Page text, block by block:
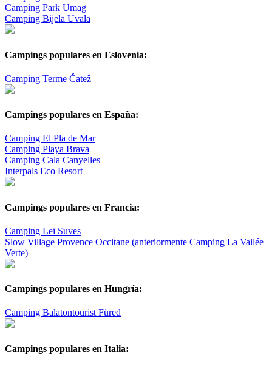
Camping Park Umag
Camping Bijela Uvala
Campings populares en Eslovenia:
Camping Terme Čatež
Campings populares en España:
Camping El Pla de Mar
Camping Playa Brava
Camping Cala Canyelles
Interpals Eco Resort
Campings populares en Francia:
Camping Leï Suves
Slow Village Provence Occitane (anteriormente Camping La Vallée
Verte)
Campings populares en Hungría:
Camping Balatontourist Füred
Campings populares en Italia: